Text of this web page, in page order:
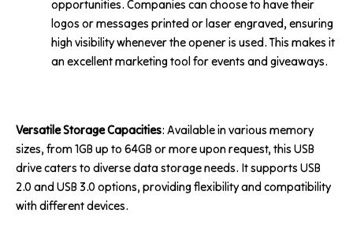
opportunities. Companies can choose to have their
logos or messages printed or laser engraved, ensuring
high visibility whenever the opener is used. This makes it
an excellent marketing tool for events and giveaways.
Versatile Storage Capacities: Available in various memory
sizes, from 1GB up to 64GB or more upon request, this USB
drive caters to diverse data storage needs. It supports USB
2.0 and USB 3.0 options, providing flexibility and compatibility
with different devices.